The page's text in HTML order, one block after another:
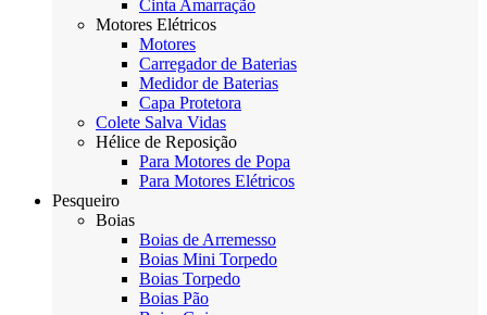
Cinta Amarração
Motores Elétricos
Motores
Carregador de Baterias
Medidor de Baterias
Capa Protetora
Colete Salva Vidas
Hélice de Reposição
Para Motores de Popa
Para Motores Elétricos
Pesqueiro
Boias
Boias de Arremesso
Boias Mini Torpedo
Boias Torpedo
Boias Pão